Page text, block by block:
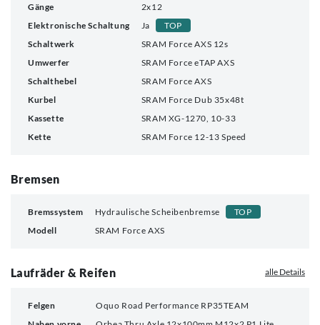
Gänge
2x12
Elektronische Schaltung
Ja
TOP
Schaltwerk
SRAM Force AXS 12s
Umwerfer
SRAM Force eTAP AXS
Schalthebel
SRAM Force AXS
Kurbel
SRAM Force Dub 35x48t
Kassette
SRAM XG-1270, 10-33
Kette
SRAM Force 12-13 Speed
Bremsen
Bremssystem Hydraulische Scheibenbremse
TOP
Modell
SRAM Force AXS
Laufräder & Reifen alle Details
Felgen
Oquo Road Performance RP35TEAM